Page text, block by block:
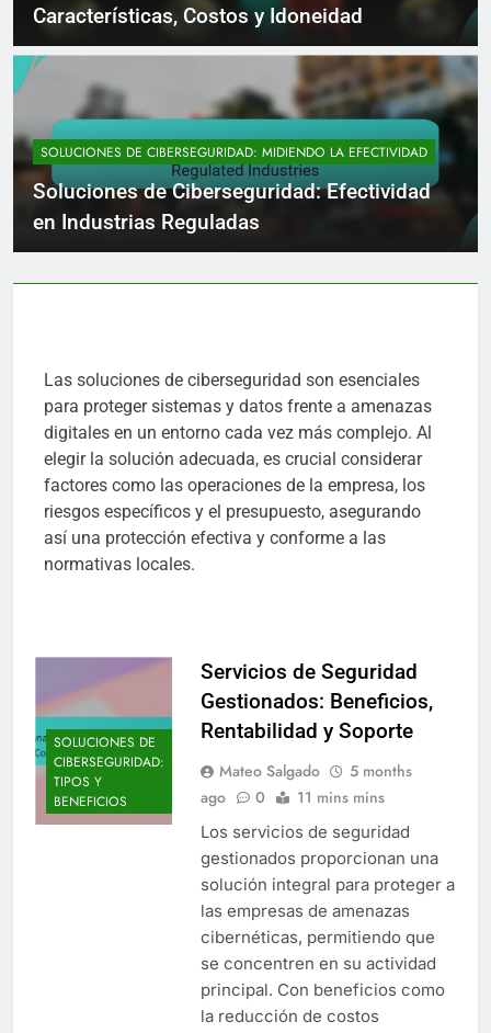
Características, Costos y Idoneidad
SOLUCIONES DE CIBERSEGURIDAD: MIDIENDO LA EFECTIVIDAD
Soluciones de Ciberseguridad: Efectividad
en Industrias Reguladas
Las soluciones de ciberseguridad son esenciales
para proteger sistemas y datos frente a amenazas
digitales en un entorno cada vez más complejo. Al
elegir la solución adecuada, es crucial considerar
factores como las operaciones de la empresa, los
riesgos específicos y el presupuesto, asegurando
así una protección efectiva y conforme a las
normativas locales.
SOLUCIONES DE
CIBERSEGURIDAD:
TIPOS Y
BENEFICIOS
Servicios de Seguridad
Gestionados: Beneficios,
Rentabilidad y Soporte
Mateo Salgado
5 months
ago
0 11 mins mins
Los servicios de seguridad
gestionados proporcionan una
solución integral para proteger a
las empresas de amenazas
cibernéticas, permitiendo que
se concentren en su actividad
principal. Con beneficios como
la reducción de costos